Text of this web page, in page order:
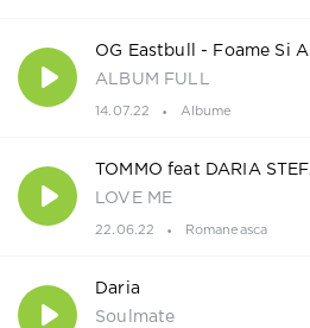
OG Eastbull - Foame Si
ALBUM FULL
14.07.22 Albume
TOMMO feat DARIA
LOVE ME
22.06.22 Romaneasca
Daria
Soulmate